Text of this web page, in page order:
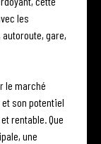
les
gare,
le marché
son potentiel
rentable. Que
une